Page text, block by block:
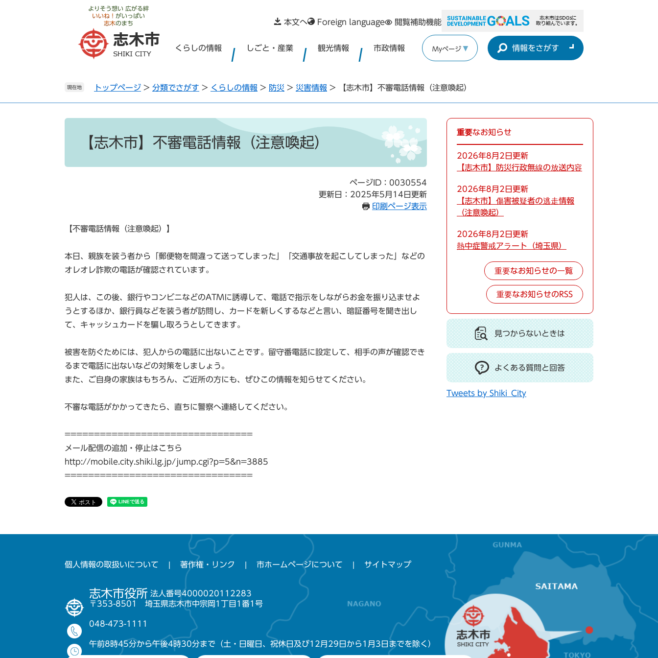
よりそう想い 広がる絆
いいね！ がいっぱい
志木のまち 本文へ Foreign language 閲覧補助機能
くらしの情報 しごと・産業 観光情報 市政情報 Myページ 情報をさがす
現在地 トップページ > 分類でさがす > くらしの情報 > 防災 > 災害情報 > 【志木市】不審電話情報（注意喚起）
【志木市】不審電話情報（注意喚起）
ページID：0030554
更新日：2025年5月14日更新
印刷ページ表示
【不審電話情報（注意喚起）】
本日、親族を装う者から「郵便物を間違って送ってしまった」「交通事故を起こしてしまった」などの
オレオレ詐欺の電話が確認されています。
犯人は、この後、銀行やコンビニなどのATMに誘導して、電話で指示をしながらお金を振り込ませよ
うとするほか、銀行員などを装う者が訪問し、カードを新しくするなどと言い、暗証番号を聞き出し
て、キャッシュカードを騙し取ろうとしてきます。
被害を防ぐためには、犯人からの電話に出ないことです。留守番電話に設定して、相手の声が確認でき
るまで電話に出ないなどの対策をしましょう。
また、ご自身の家族はもちろん、ご近所の方にも、ぜひこの情報を知らせてください。
不審な電話がかかってきたら、直ちに警察へ連絡してください。
================================
メール配信の追加・停止はこちら
http://mobile.city.shiki.lg.jp/jump.cgi?p=5&n=3885
================================
重要なお知らせ
2026年8月2日更新
【志木市】防災行政無線の放送内容
2026年8月2日更新
【志木市】傷害被疑者の逃走情報
（注意喚起）
2026年8月2日更新
熱中症警戒アラート（埼玉県）
重要なお知らせの一覧
重要なお知らせのRSS
見つからないときは
よくある質問と回答
Tweets by Shiki_City
個人情報の取扱いについて 著作権・リンク 市ホームページについて サイトマップ
志木市役所 法人番号4000020112283
〒353-8501 埼玉県志木市中宗岡1丁目1番1号
048-473-1111
午前8時45分から午後4時30分まで（土・日曜日、祝休日及び12月29日から1月3日までを除く）